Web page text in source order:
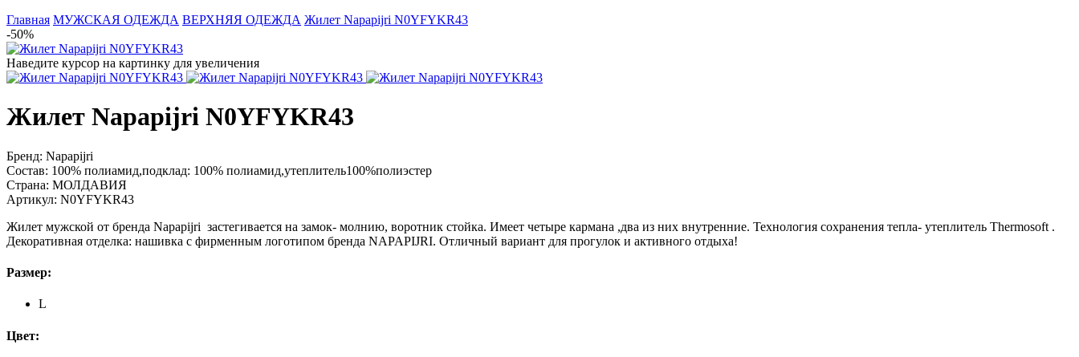
Главная МУЖСКАЯ ОДЕЖДА ВЕРХНЯЯ ОДЕЖДА Жилет Napapijri N0YFYKR43
-50%
Наведите курсор на картинку для увеличения
Жилет Napapijri N0YFYKR43
Бренд: Napapijri
Состав: 100% полиамид,подклад: 100% полиамид,утеплитель100%полиэстер
Страна: МОЛДАВИЯ
Артикул: N0YFYKR43
Жилет мужской от бренда Napapijri застегивается на замок- молнию, воротник стойка. Имеет четыре кармана ,два из них внутренние. Технология сохранения тепла- утеплитель Thermosoft .
Декоративная отделка: нашивка с фирменным логотипом бренда NAPAPIJRI. Отличный вариант для прогулок и активного отдыха!
Размер:
L
Цвет: